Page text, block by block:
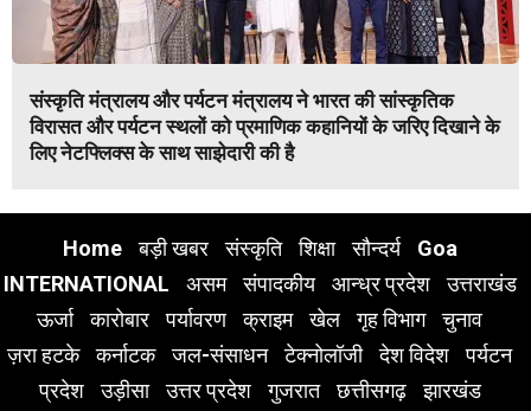
संस्कृति मंत्रालय और पर्यटन मंत्रालय ने भारत की सांस्कृतिक
विरासत और पर्यटन स्थलों को प्रमाणिक कहानियों के जरिए दिखाने के
लिए नेटफ्लिक्स के साथ साझेदारी की है
Home बड़ी खबर संस्कृति शिक्षा सौन्दर्य
Goa
INTERNATIONAL
असम संपादकीय आन्ध्र प्रदेश
उत्तराखंड
ऊर्जा
कारोबार पर्यावरण क्राइम खेल गृह विभाग
चुनाव
ज़रा हटके
कर्नाटक जल-संसाधन टेक्नोलॉजी देश विदेश
पर्यटन
प्रदेश
उड़ीसा उत्तर प्रदेश गुजरात छत्तीसगढ़
झारखंड